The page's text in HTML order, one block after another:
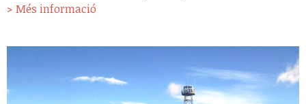
> Més informació